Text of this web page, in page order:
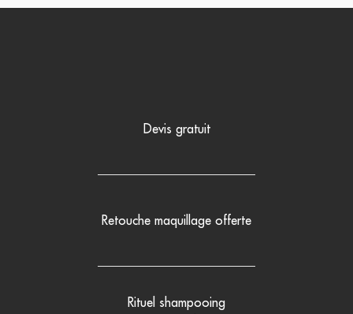
Devis gratuit
Retouche maquillage offerte
Rituel shampooing